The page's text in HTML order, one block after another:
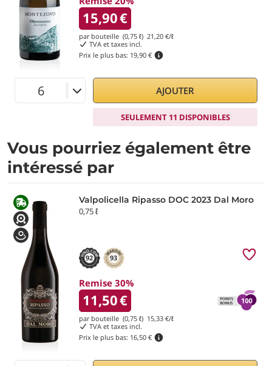
15,90€
par bouteille (0,75 ℓ) 21,20 €/ℓ
TVA et taxes incl.
Prix le plus bas: 19,90 €
AJOUTER
SEULEMENT 11 DISPONIBLES
Vous pourriez également être
intéressé par
Valpolicella Ripasso DOC 2023 Dal Moro
0,75 ℓ
92 93
Remise 30%
11,50€
par bouteille (0,75 ℓ) 15,33 €/ℓ
TVA et taxes incl.
Prix le plus bas: 16,50 €